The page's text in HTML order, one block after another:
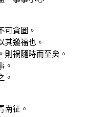
可貪圖。
其邀福也。
則禍隨時而至矣。
。
。
南征。